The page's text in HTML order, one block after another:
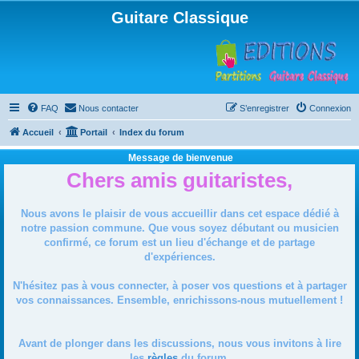
Guitare Classique
FAQ Nous contacter Connexion
S’enregistrer
Accueil Portail Index du forum
Message de bienvenue
Chers amis guitaristes,
Nous avons le plaisir de vous accueillir dans cet espace dédié à
notre passion commune. Que vous soyez débutant ou musicien
confirmé, ce forum est un lieu d'échange et de partage
d'expériences.
N'hésitez pas à vous connecter, à poser vos questions et à partager
vos connaissances. Ensemble, enrichissons-nous mutuellement !
Avant de plonger dans les discussions, nous vous invitons à lire